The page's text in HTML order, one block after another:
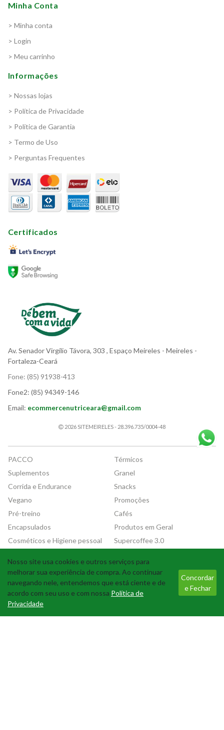
Nosso site usa cookies e outros serviços para
melhorar sua experiência de compra. Ao continuar
navegando nele, entendemos que está ciente e de
acordo com seu uso e com nossa Política de
Privacidade
Concordar
e Fechar
Minha Conta
> Minha conta
> Login
> Meu carrinho
Informações
> Nossas lojas
> Política de Privacidade
> Política de Garantia
> Termo de Uso
> Perguntas Frequentes
Certificados
Av. Senador Virgílio Távora, 303 , Espaço Meireles - Meireles -
Fortaleza-Ceará
Fone: (85) 91938-413
Fone2: (85) 94349-146
Email: ecommercenutriceara@gmail.com
2026 SITEMEIRELES - 28.396.735/0004-48
PACCO
Térmicos
Suplementos
Granel
Corrida e Endurance
Snacks
Vegano
Promoções
Pré-treino
Cafés
Encapsulados
Produtos em Geral
Cosméticos e Higiene pessoal
Supercoffee 3.0
Tecnologia